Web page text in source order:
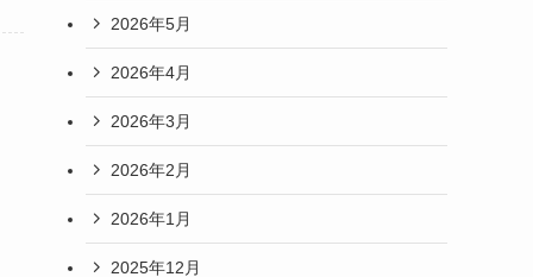
2026年5月
2026年4月
2026年3月
2026年2月
2026年1月
2025年12月